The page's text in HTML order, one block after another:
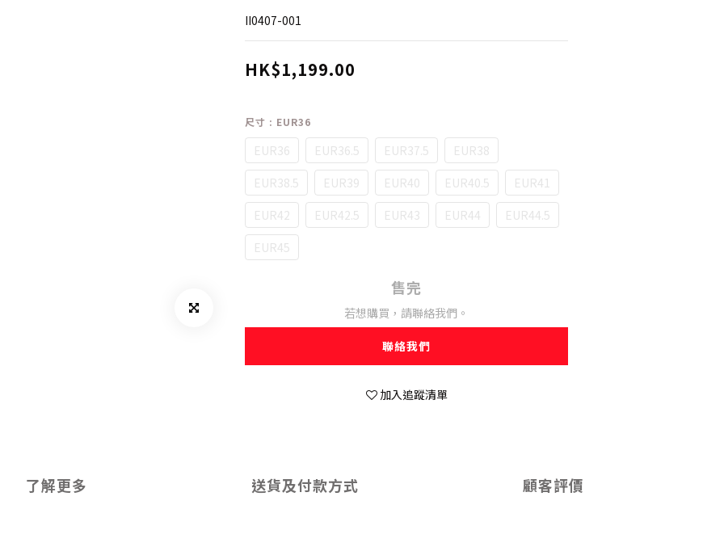
II0407-001
HK$1,199.00
尺寸 : EUR36
EUR36 EUR36.5 EUR37.5
EUR38
EUR38.5
EUR39 EUR40 EUR40.5
EUR41
EUR42
EUR42.5 EUR43 EUR44
EUR44.5
EUR45
售完
若想購買，請聯絡我們。
聯絡我們
加入追蹤清單
了解更多 送貨及付款方式 顧客評價